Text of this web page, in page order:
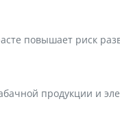
повышает риск
продукции и